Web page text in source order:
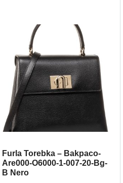
Furla Torebka – Bakpaco-
Are000-O6000-1-007-20-Bg-
B Nero